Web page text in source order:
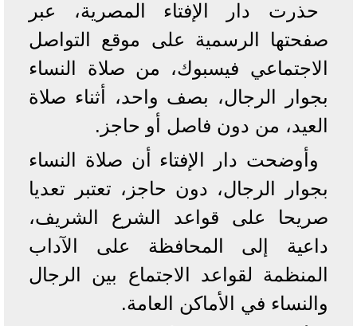
حذرت دار الإفتاء المصرية، عبر
صفحتها الرسمية على موقع التواصل
الاجتماعي فيسبوك، من صلاة النساء
بجوار الرجال، بصف واحد، أثناء صلاة
العيد، من دون فاصل أو حاجز.
وأوضحت دار الإفتاء أن صلاة النساء
بجوار الرجال، دون حاجز، تعتبر تعديا
صريحا على قواعد الشرع الشريف،
داعية إلى المحافظة على الآداب
المنظمة لقواعد الاجتماع بين الرجال
والنساء في الأماكن العامة.